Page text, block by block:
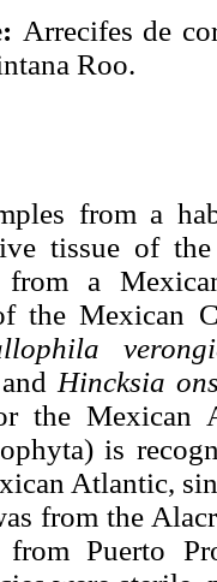
Arrecifes de
Roo.
from a
tissue of
from a
the Mexican
Hincksia
the Mexican
is
Atlantic,
from the
Puerto